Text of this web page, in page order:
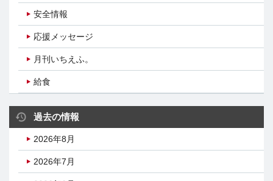
安全情報
応援メッセージ
月刊いちえふ。
給食
過去の情報
2026年8月
2026年7月